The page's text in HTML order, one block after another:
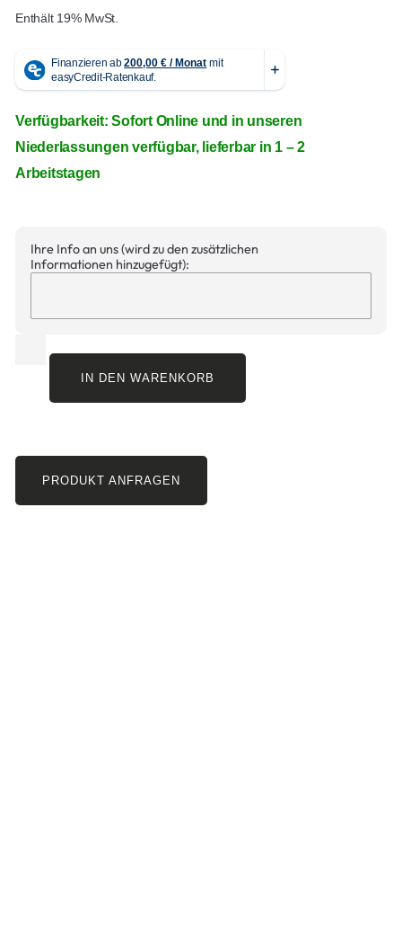
Enthält 19% MwSt.
Verfügbarkeit: Sofort Online und in unseren
Niederlassungen verfügbar, lieferbar in 1 – 2
Arbeitstagen
Ihre Info an uns (wird zu den zusätzlichen
Informationen hinzugefügt):
IN DEN WARENKORB
PRODUKT ANFRAGEN